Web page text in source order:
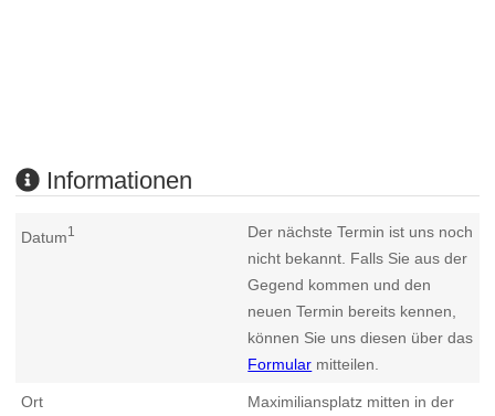
Informationen
Datum1
Der nächste Termin ist uns noch
nicht bekannt. Falls Sie aus der
Gegend kommen und den
neuen Termin bereits kennen,
können Sie uns diesen über das
Formular mitteilen.
Ort
Maximiliansplatz mitten in der